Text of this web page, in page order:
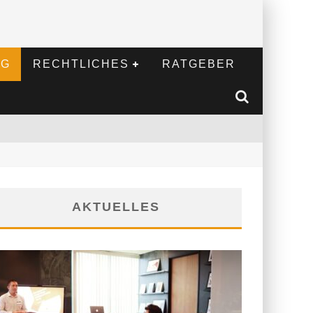
RECHTLICHES RATGEBER
AKTUELLES